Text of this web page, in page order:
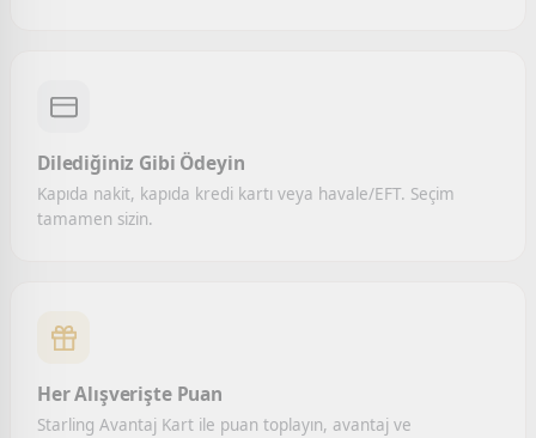
Dilediğiniz Gibi Ödeyin
Kapıda nakit, kapıda kredi kartı veya havale/EFT. Seçim
tamamen sizin.
Her Alışverişte Puan
Starling Avantaj Kart ile puan toplayın, avantaj ve